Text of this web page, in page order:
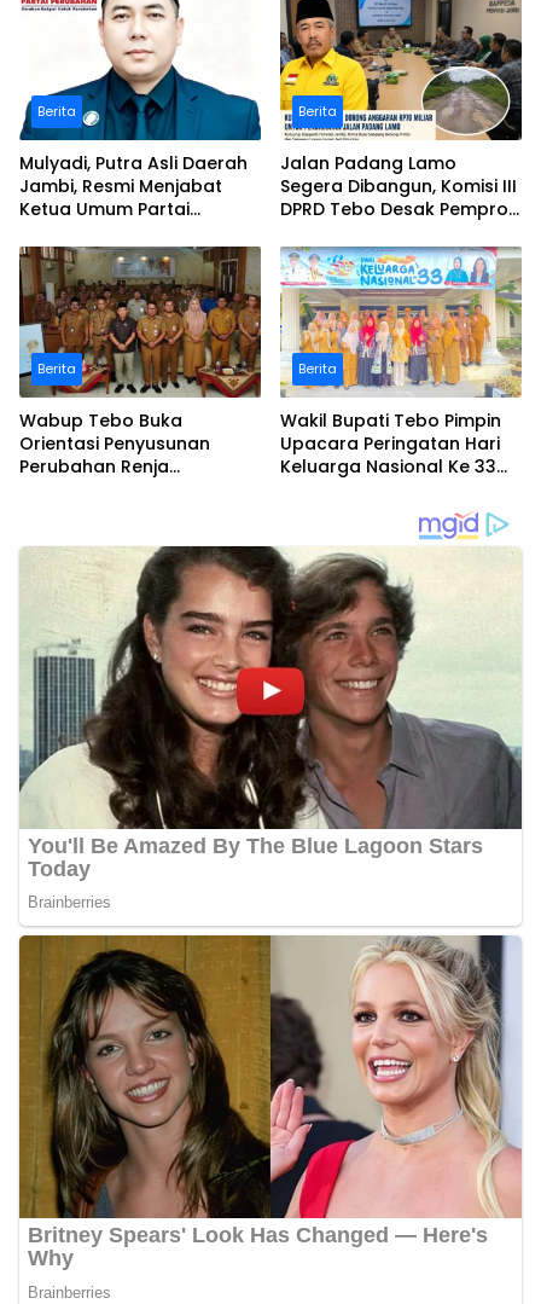
Berita
Mulyadi, Putra Asli Daerah
Jambi, Resmi Menjabat
Ketua Umum Partai
Perwakilan ASEAN Partai
Perubahan di Malaysia
Berita
Jalan Padang Lamo
Segera Dibangun, Komisi III
DPRD Tebo Desak Pemprov
Anggaran Rp70 Miliar
Berita
Wabup Tebo Buka
Orientasi Penyusunan
Perubahan Renja
Berita
Wakil Bupati Tebo Pimpin
Upacara Peringatan Hari
Keluarga Nasional Ke 33